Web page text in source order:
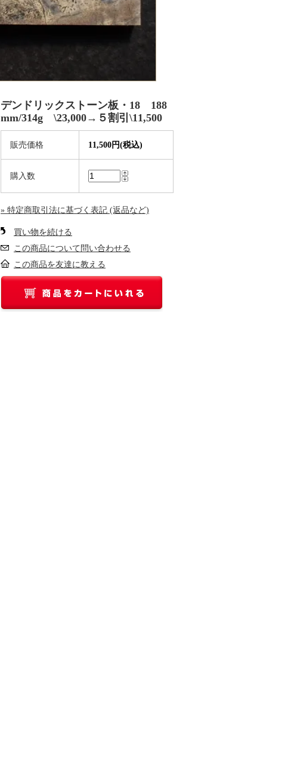
デンドリックストーン板・18 188
mm/314g \23,000→５割引\11,500
販売価格 11,500円(税込)
購入数
» 特定商取引法に基づく表記 (返品など)
買い物を続ける
この商品について問い合わせる
この商品を友達に教える